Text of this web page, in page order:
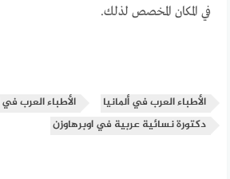
في المكان المخصص لذلك.
الأطباء العرب في ألمانيا
الأطباء العرب في
دكتورة نسائية عربية في اوبرهاوزن